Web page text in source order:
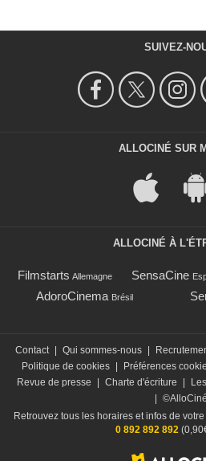
SUIVEZ-
ALLOCINÉ SUR
ALLOCINÉ À
Filmstarts Allemagne SensaCine
AdoroCinema Brésil
Contact Qui sommes-nous
Politique de cookies
Préférences
Revue de presse
Charte d'écriture
©AlloCiné
Retrouvez tous les horaires et infos de
0 892 892 892